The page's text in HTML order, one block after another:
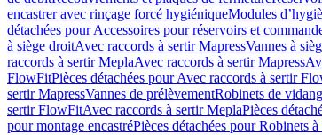
encastrer avec rinçage forcé hygiéniqueModules
détachées pour Accessoires pour réservoirs et
à siège droitAvec raccords à sertir MapressVannes à
raccords à sertir MeplaAvec raccords à sertir Mapress
FlowFitPièces détachées pour Avec raccords à sertir
sertir MapressVannes de prélèvementRobinets de
sertir FlowFitAvec raccords à sertir MeplaPièces
pour montage encastréPièces détachées pour Robinets